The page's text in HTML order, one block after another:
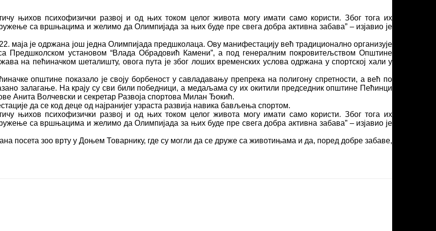
њихов психофизички развој и од њих током целог живота могу имати само користи. Због тога их
са вршњацима и желимо да Олимпијада за њих буде пре свега добра активна забава” – изјавио је
је одржана још једна Олимпијада предшколаца. Ову манифестацију већ традиционално организује
Предшколском установом “Влада Обрадовић Камени”, а под генералним покровитељством Општине
на пећиначком шеталишту, овога пута је због лоших временских услова одржана у спортској хали у
општине показало је своју борбеност у савладавању препрека на полигону спретности, а већ по
залагање. На крају су сви били победници, а медаљама су их окитили председник општине Пећинци
Анита Волчевски и секретар Развоја спортова Милан Ђокић.
да се код деце од најранијег узраста развија навика бављења спортом.
њихов психофизички развој и од њих током целог живота могу имати само користи. Због тога их
са вршњацима и желимо да Олимпијада за њих буде пре свега добра активна забава” – изјавио је
посета зоо врту у Доњем Товарнику, где су могли да се друже са животињама и да, поред добре забаве,